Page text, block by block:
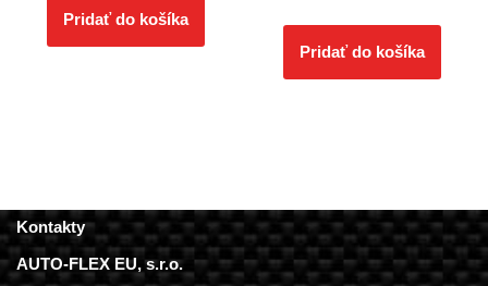
Pridať do košíka
Pridať do košíka
Kontakty
AUTO-FLEX EU, s.r.o.